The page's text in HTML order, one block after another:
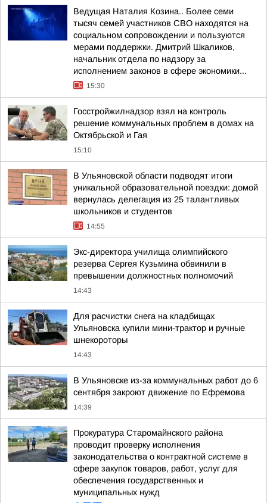
Ведущая Наталия Козина.. Более семи
тысяч семей участников СВО находятся на
социальном сопровождении и пользуются
мерами поддержки. Дмитрий Шкаликов,
начальник отдела по надзору за
исполнением законов в сфере экономики...
15:30
Госстройжилнадзор взял на контроль
решение коммунальных проблем в домах на
Октябрьской и Гая
15:10
В Ульяновской области подводят итоги
уникальной образовательной поездки: домой
вернулась делегация из 25 талантливых
школьников и студентов
14:55
Экс-директора училища олимпийского
резерва Сергея Кузьмина обвинили в
превышении должностных полномочий
14:43
Для расчистки снега на кладбищах
Ульяновска купили мини-трактор и ручные
шнекороторы
14:43
В Ульяновске из-за коммунальных работ до 6
сентября закроют движение по Ефремова
14:39
Прокуратура Старомайнского района
проводит проверку исполнения
законодательства о контрактной системе в
сфере закупок товаров, работ, услуг для
обеспечения государственных и
муниципальных нужд